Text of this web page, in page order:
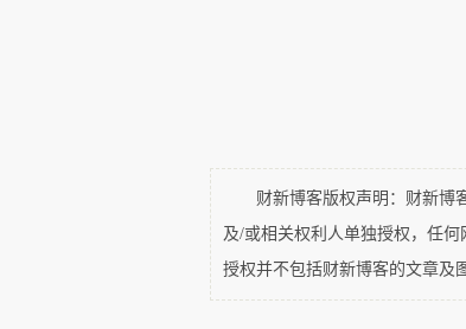
年高和收购中华企业大
未来会如何演变？当时小陆
且相对聚集。过去几年的租
化。我们判断市场的变化绝不
性干的事情。做投资，我们更
划层次的缺陷，很多地块未开
财新博客版权声明：财新博客
及/或相关权利人单独授权，任
授权并不包括财新博客的文章及